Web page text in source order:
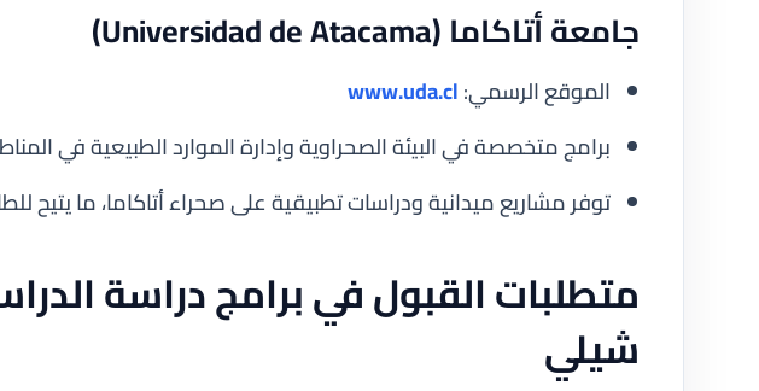
جامعة أتاكاما (Universidad de Atacama)
الموقع الرسمي:www.uda.cl
برامج متخصصة في البيئة الصحراوية وإدارة الموارد الطبيعية في
توفر مشاريع ميدانية ودراسات تطبيقية على صحراء أتاكاما، ما يتيح
متطلبات القبول في برامج دراسة
شيلي